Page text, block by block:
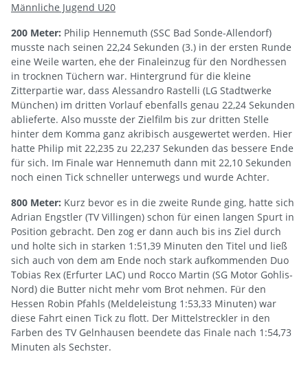
Männliche Jugend U20
200 Meter: Philip Hennemuth (SSC Bad Sonde-Allendorf)
musste nach seinen 22,24 Sekunden (3.) in der ersten Runde
eine Weile warten, ehe der Finaleinzug für den Nordhessen
in trocknen Tüchern war. Hintergrund für die kleine
Zitterpartie war, dass Alessandro Rastelli (LG Stadtwerke
München) im dritten Vorlauf ebenfalls genau 22,24 Sekunden
ablieferte. Also musste der Zielfilm bis zur dritten Stelle
hinter dem Komma ganz akribisch ausgewertet werden. Hier
hatte Philip mit 22,235 zu 22,237 Sekunden das bessere Ende
für sich. Im Finale war Hennemuth dann mit 22,10 Sekunden
noch einen Tick schneller unterwegs und wurde Achter.
800 Meter: Kurz bevor es in die zweite Runde ging, hatte sich
Adrian Engstler (TV Villingen) schon für einen langen Spurt in
Position gebracht. Den zog er dann auch bis ins Ziel durch
und holte sich in starken 1:51,39 Minuten den Titel und ließ
sich auch von dem am Ende noch stark aufkommenden Duo
Tobias Rex (Erfurter LAC) und Rocco Martin (SG Motor Gohlis-
Nord) die Butter nicht mehr vom Brot nehmen. Für den
Hessen Robin Pfahls (Meldeleistung 1:53,33 Minuten) war
diese Fahrt einen Tick zu flott. Der Mittelstreckler in den
Farben des TV Gelnhausen beendete das Finale nach 1:54,73
Minuten als Sechster.